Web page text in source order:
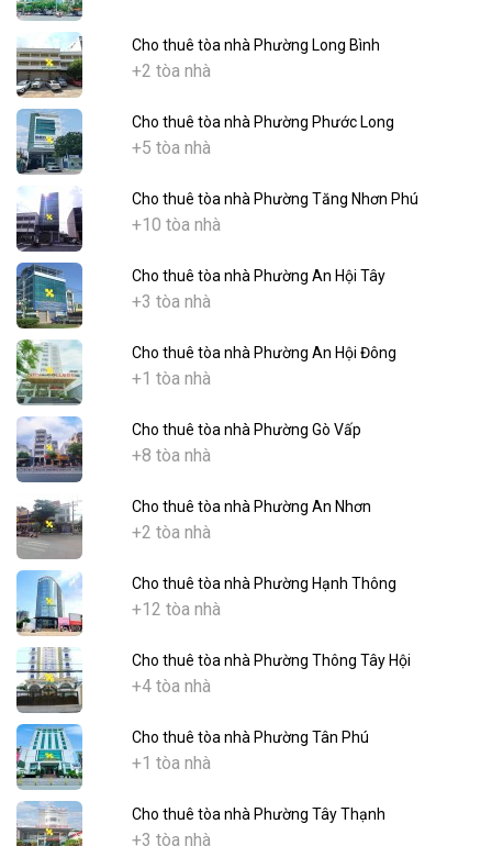
Cho thuê tòa nhà Phường Long Bình
+2 tòa nhà
Cho thuê tòa nhà Phường Phước Long
+5 tòa nhà
Cho thuê tòa nhà Phường Tăng Nhơn Phú
+10 tòa nhà
Cho thuê tòa nhà Phường An Hội Tây
+3 tòa nhà
Cho thuê tòa nhà Phường An Hội Đông
+1 tòa nhà
Cho thuê tòa nhà Phường Gò Vấp
+8 tòa nhà
Cho thuê tòa nhà Phường An Nhơn
+2 tòa nhà
Cho thuê tòa nhà Phường Hạnh Thông
+12 tòa nhà
Cho thuê tòa nhà Phường Thông Tây Hội
+4 tòa nhà
Cho thuê tòa nhà Phường Tân Phú
+1 tòa nhà
Cho thuê tòa nhà Phường Tây Thạnh
+3 tòa nhà